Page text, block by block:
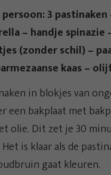
3 pastinaken
– handje spinazie
(zonder schil) –
kaas –
in blokjes van
een bakplaat met
olie. Dit zet je 30
is klaar als de
gaat kleuren.